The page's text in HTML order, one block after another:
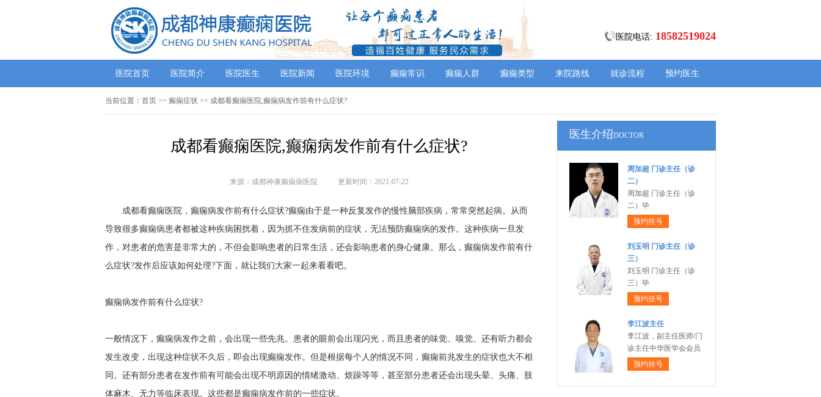
医院电话: 18582519024
医院首页 医院简介 医院医生 医院新闻 医院环境 癫痫常识 癫痫人群 癫痫类型 来院路线 就诊流程 预约医生
当前位置： 首页 >> 癫痫症状 >> 成都看癫痫医院,癫痫病发作前有什么症状?
成都看癫痫医院,癫痫病发作前有什么症状?
来源：成都神康癫痫病医院 更新时间：2021-07-22
成都看癫痫医院，癫痫病发作前有什么症状?癫痫由于是一种反复发作的慢性脑部疾病，常常突然起病。从而
导致很多癫痫病患者都被这种疾病困扰着，因为抓不住发病前的症状，无法预防癫痫病的发作。这种疾病一旦发
作，对患者的危害是非常大的，不但会影响患者的日常生活，还会影响患者的身心健康。那么，癫痫病发作前有什
么症状?发作后应该如何处理?下面，就让我们大家一起来看看吧。
癫痫病发作前有什么症状?
一般情况下，癫痫病发作之前，会出现一些先兆。患者的眼前会出现闪光，而且患者的味觉、嗅觉、还有听力都会
发生改变，出现这种症状不久后，即会出现癫痫发作。但是根据每个人的情况不同，癫痫前兆发生的症状也大不相
同。还有部分患者在发作前有可能会出现不明原因的情绪激动、烦躁等等，甚至部分患者还会出现头晕、头痛、肢
体麻木、无力等临床表现。这些都是癫痫病发作前的一些症状。
医生介绍DOCTOR
周加超 门诊主任（诊
二）
周加超 门诊主任（诊
二）毕
预约挂号
刘玉明 门诊主任（诊
三）
刘玉明 门诊主任（诊
三）毕
预约挂号
李江波主任
李江波，副主任医师/门
诊主任中华医学会会员
预约挂号